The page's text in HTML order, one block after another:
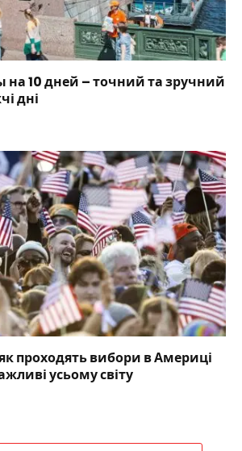
на 10 дней – точний та зручний
дні
проходять вибори в Америці
усьому світу